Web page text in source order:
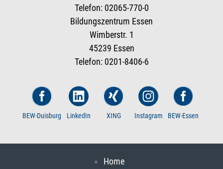
Telefon: 02065-770-0
Bildungszentrum Essen
Wimberstr. 1
45239 Essen
Telefon: 0201-8406-6
BEW-Duisburg LinkedIn XING Instagram BEW-Essen
Home